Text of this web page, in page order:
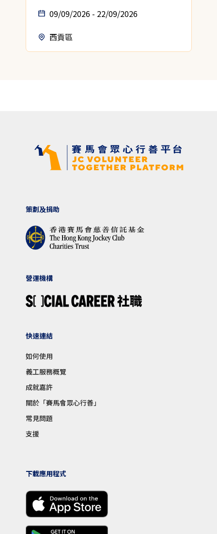
09/09/2026 - 22/09/2026
西貢區
策劃及捐助
營運機構
快速連結
如何使用
義工服務概覽
成就嘉許
關於「賽馬會眾心行善」
常見問題
支援
下載應用程式